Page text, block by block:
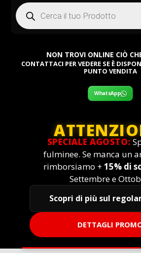
Products
search
NON TROVI ONLINE CIÒ
CONTATTACI PER VEDERE SE È
PUNTO VENDITA
WhatsApp
SPECIALE AGOSTO:
fulminee. Se manca un
rimborsiamo + 15% di
Settembre e
Scopri di più sul
DETTAGLI